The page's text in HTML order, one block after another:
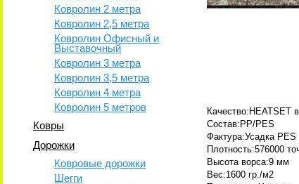
Ковролин 2 метра
Ковролин 2,5 метра
Ковролин Офисный и
Выставочный
Ковролин 3 метра
Ковролин 3,5 метра
Ковролин 4 метра
Ковролин 5 метров
Ковры
Дорожки
Ковровые дорожки
Шегги
Качество:HEATSET
Состав:PP/PES
Фактура:Усадка PES
Плотность:576000
Высота ворса:9 мм
Вес:1600 гр./м2